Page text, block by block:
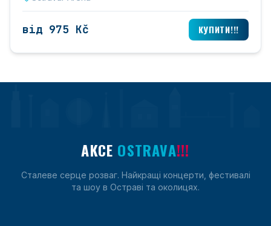
від 975 Kč КУПИТИ!!!
AKCE OSTRAVA!!!
Сталеве серце розваг. Найкращі концерти, фестивалі
та шоу в Остраві та околицях.